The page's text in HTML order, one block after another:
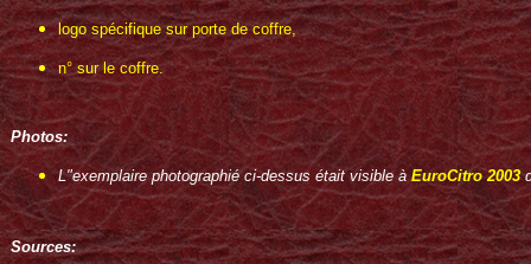
logo spécifique sur porte de coffre,
n° sur le coffre.
Photos:
L"exemplaire photographié ci-dessus était visible àEuroCitro 2003
Sources: